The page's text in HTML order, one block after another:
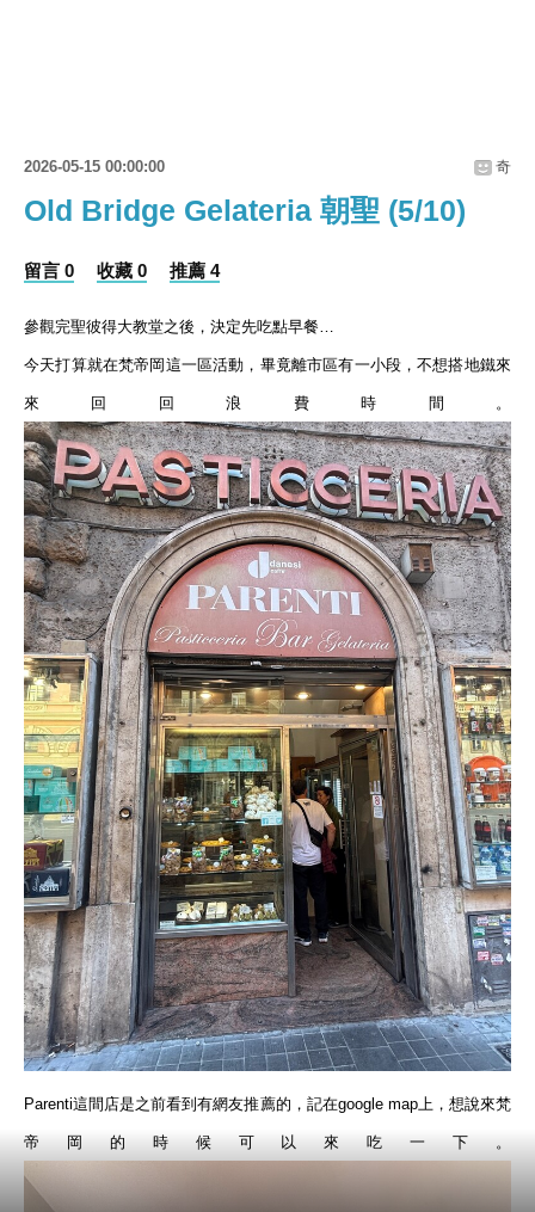
2026-05-15 00:00:00 奇
Old Bridge Gelateria 朝聖 (5/10)
留言 0 收藏 0 推薦 4
參觀完聖彼得大教堂之後，決定先吃點早餐…
今天打算就在梵帝岡這一區活動，畢竟離市區有一小段，不想搭地鐵來
來回回浪費時間。
Parenti這間店是之前看到有網友推薦的，記在google map上，想說來梵
帝岡的時候可以來吃一下。